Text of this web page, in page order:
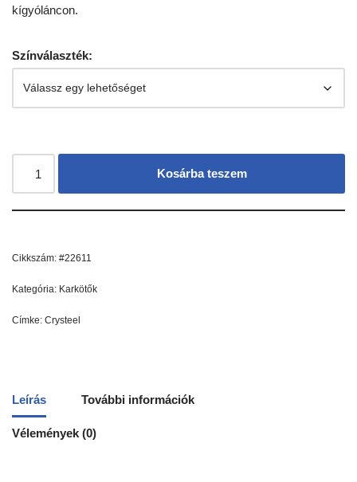
kígyóláncon.
Színválaszték:
Kosárba teszem
Cikkszám: #22611
Kategória: Karkötők
Címke: Crysteel
Leírás További információk
Vélemények (0)